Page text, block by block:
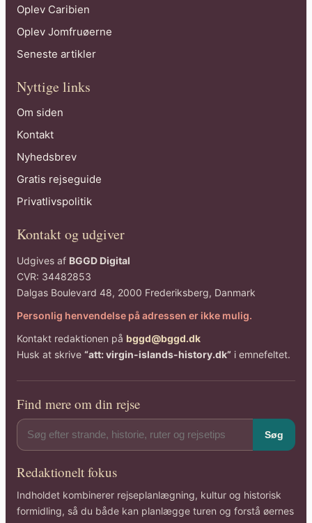
Oplev Caribien
Oplev Jomfruøerne
Seneste artikler
Nyttige links
Om siden
Kontakt
Nyhedsbrev
Gratis rejseguide
Privatlivspolitik
Kontakt og udgiver
Udgives af BGGD Digital
CVR: 34482853
Dalgas Boulevard 48, 2000 Frederiksberg, Danmark
Personlig henvendelse på adressen er ikke mulig.
Kontakt redaktionen på bggd@bggd.dk
Husk at skrive “att: virgin-islands-history.dk” i emnefeltet.
Find mere om din rejse
Søg
Redaktionelt fokus
Indholdet kombinerer rejseplanlægning, kultur og historisk
formidling, så du både kan planlægge turen og forstå øernes